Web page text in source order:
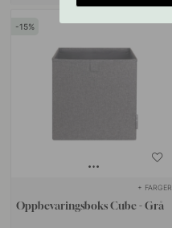
15
+ FARGER
Oppbevaringsboks Cube - Grå